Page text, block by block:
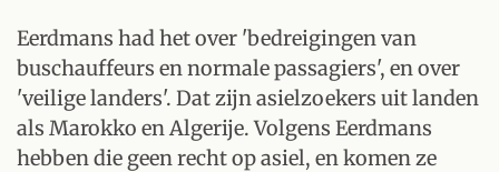
Eerdmans had het over 'bedreigingen van
buschauffeurs en normale passagiers', en over
'veilige landers'. Dat zijn asielzoekers uit landen
als Marokko en Algerije. Volgens Eerdmans
hebben die geen recht op asiel, en komen ze